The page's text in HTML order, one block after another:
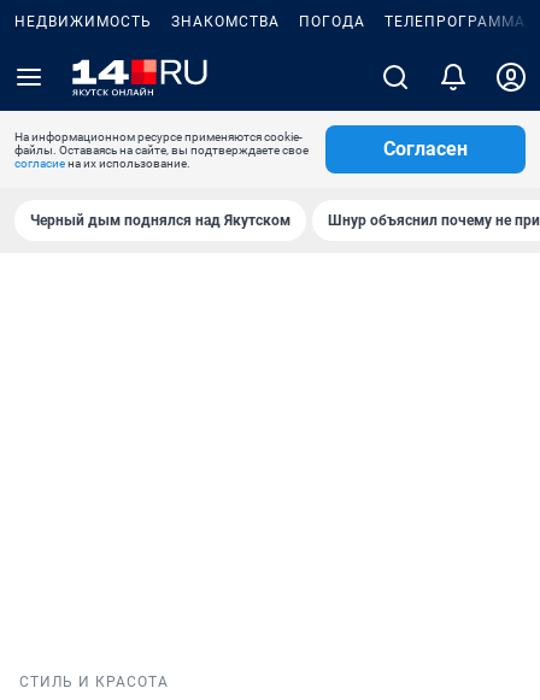
НЕДВИЖИМОСТЬ ЗНАКОМСТВА ПОГОДА ТЕЛЕПРОГРАММА
На информационном ресурсе применяются cookie-
файлы. Оставаясь на сайте, вы подтверждаете свое
согласиена их использование.
Согласен
Черный дым поднялся над Якутском Шнур объяснил почему не
СТИЛЬ И КРАСОТА